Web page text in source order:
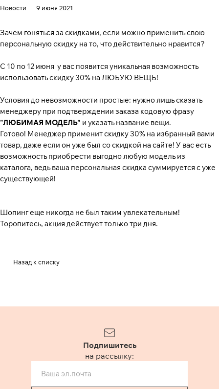
Новости 9 июня 2021
Зачем гоняться за скидками, если можно применить свою
персональную скидку на то, что действительно нравится?
С 10 по 12 июня у вас появится уникальная возможность
использовать скидку 30% на ЛЮБУЮ ВЕЩЬ!
Условия до невозможности простые: нужно лишь сказать
менеджеру при подтверждении заказа кодовую фразу
"ЛЮБИМАЯ МОДЕЛЬ" и указать название вещи.
Готово! Менеджер применит скидку 30% на избранный вами
товар, даже если он уже был со скидкой на сайте! У вас есть
возможность приобрести выгодно любую модель из
каталога, ведь ваша персональная скидка суммируется с уже
существующей!
Шопинг еще никогда не был таким увлекательным!
Торопитесь, акция действует только три дня.
Назад к списку
Подпишитесь
на рассылку: